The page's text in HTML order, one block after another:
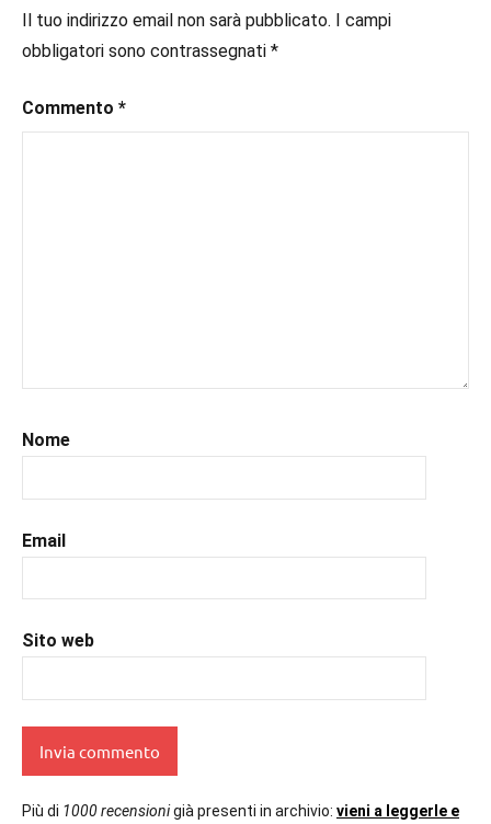
#ebook
#inspiration,
#ioleggo,
#recensionilibri
#romance,
#uncuoretrailibri
Recensioni
Il tuo indirizzo email non sarà pubblicato. I campi
obbligatori sono contrassegnati *
Commento *
Nome
Email
Sito web
Più di 1000 recensionigià presenti in archivio: vieni a leggerle e